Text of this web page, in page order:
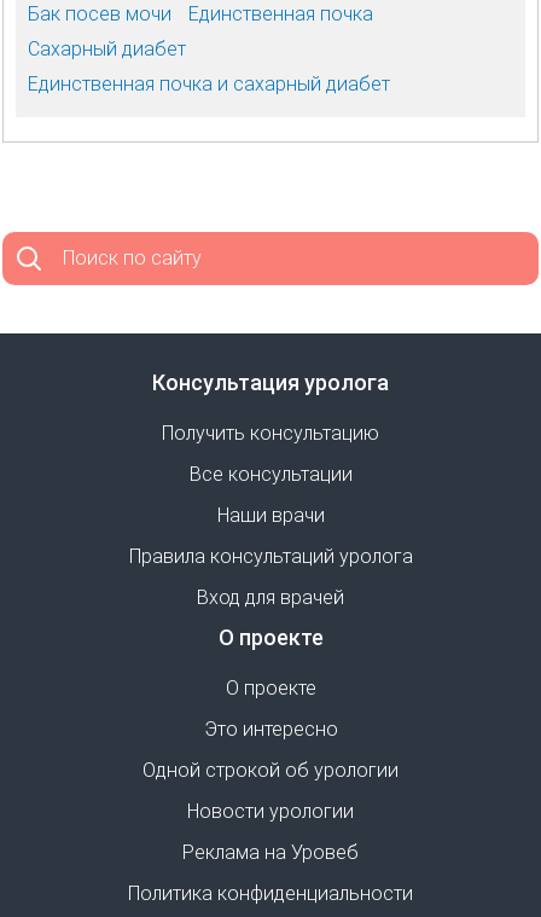
Бак посев мочи
Единственная почка
Сахарный диабет
Единственная почка и сахарный диабет
Поиск по сайту
Консультация уролога
Получить консультацию
Все консультации
Наши врачи
Правила консультаций уролога
Вход для врачей
О проекте
О проекте
Это интересно
Одной строкой об урологии
Новости урологии
Реклама на Уровеб
Политика конфиденциальности